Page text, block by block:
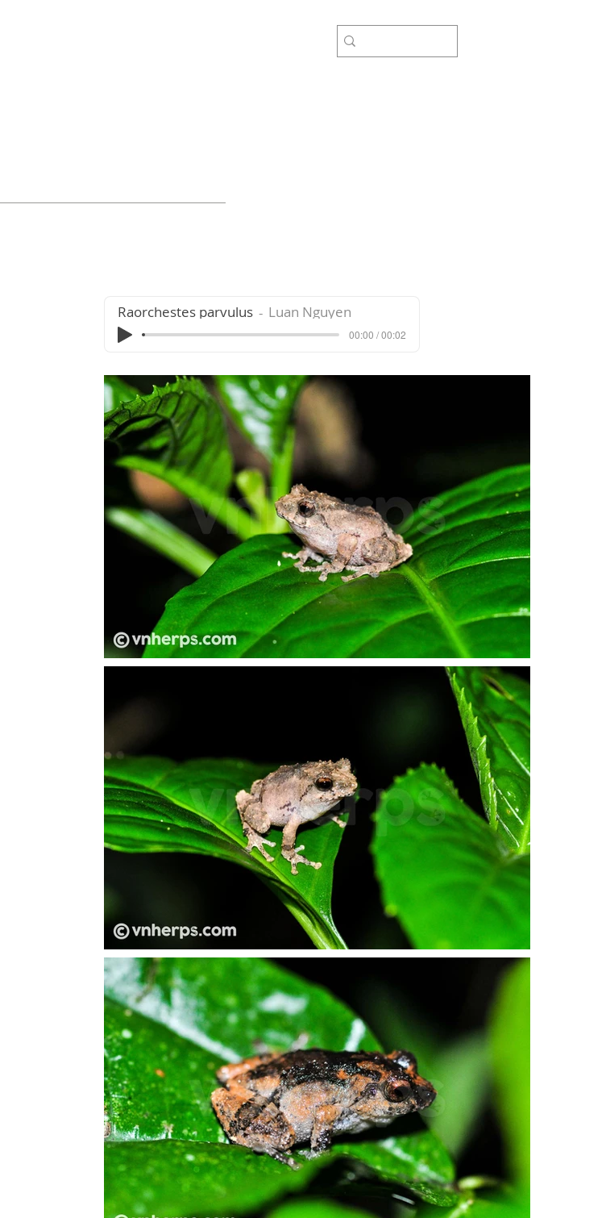
Raorchestes parvulus Luan Nguyen
00:00 / 00:02